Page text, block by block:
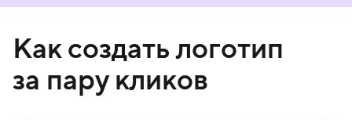
Как создать логотип
за пару кликов